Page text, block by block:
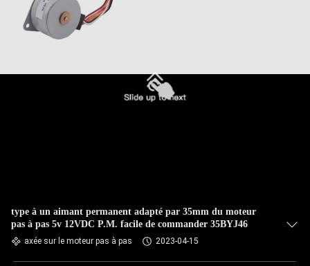
type à un aimant permanent adapté par 35mm du moteur
pas à pas 5v 12VDC P.M. facile de commander 35BYJ46
axée sur le moteur pas à pas 2023-04-15